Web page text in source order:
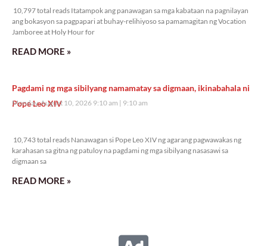
10,797 total reads Itatampok ang panawagan sa mga kabataan na pagnilayan
ang bokasyon sa pagpapari at buhay-relihiyoso sa pamamagitan ng Vocation
Jamboree at Holy Hour for
READ MORE »
Pagdami ng mga sibilyang namamatay sa digmaan, ikinabahala ni
Pope Leo XIV
Monday, August 10, 2026 9:10 am 9:10 am
10,743 total reads Nanawagan si Pope Leo XIV ng agarang pagwawakas ng
karahasan sa gitna ng patuloy na pagdami ng mga sibilyang nasasawi sa
digmaan sa
READ MORE »